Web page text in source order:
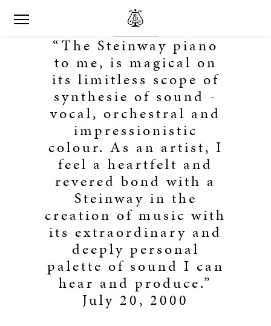
“The Steinway piano
to me, is magical on
its limitless scope of
synthesie of sound -
vocal, orchestral and
impressionistic
colour. As an artist, I
feel a heartfelt and
revered bond with a
Steinway in the
creation of music with
its extraordinary and
deeply personal
palette of sound I can
hear and produce.”
July 20, 2000